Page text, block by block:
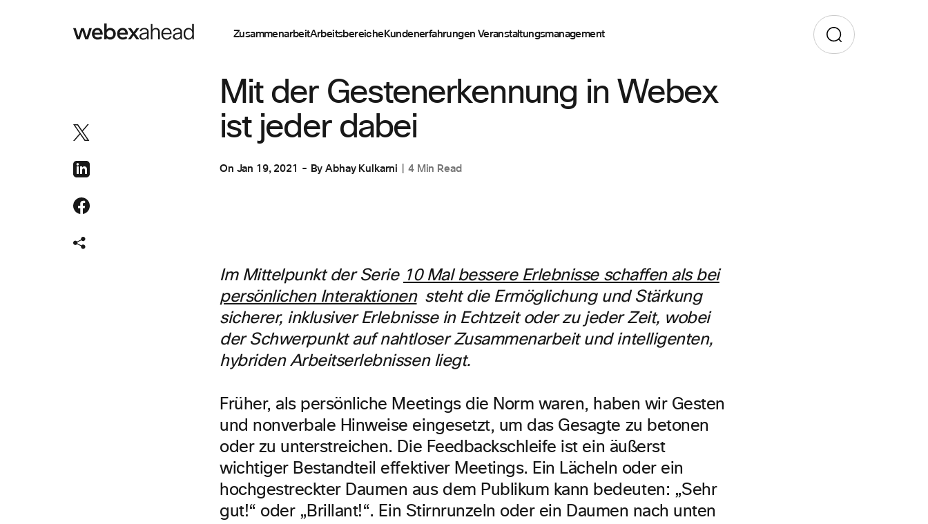
ZusammenarbeitArbeitsbereicheKundenerfahrungen Veranstaltungsmanagement
Mit der Gestenerkennung in Webex
ist jeder dabei
On Jan 19, 2021 ByAbhay Kulkarni 4 Min Read
Im Mittelpunkt der Serie 10 Mal bessere Erlebnisse schaffen als bei
persönlichen Interaktionen steht die Ermöglichung und Stärkung
sicherer, inklusiver Erlebnisse in Echtzeit oder zu jeder Zeit, wobei
der Schwerpunkt auf nahtloser Zusammenarbeit und intelligenten,
hybriden Arbeitserlebnissen liegt.
Früher, als persönliche Meetings die Norm waren, haben wir Gesten
und nonverbale Hinweise eingesetzt, um das Gesagte zu betonen
oder zu unterstreichen. Die Feedbackschleife ist ein äußerst
wichtiger Bestandteil effektiver Meetings. Ein Lächeln oder ein
hochgestreckter Daumen aus dem Publikum kann bedeuten: „Sehr
gut!“ oder „Brillant!“. Ein Stirnrunzeln oder ein Daumen nach unten